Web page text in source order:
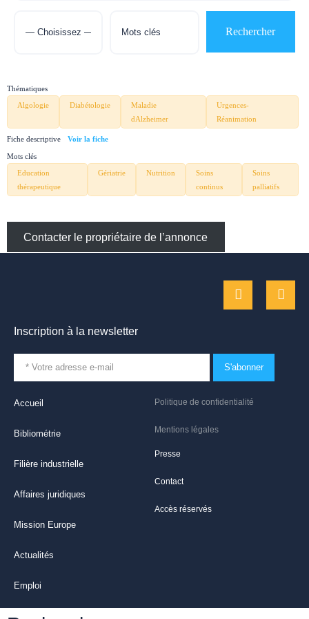
Thématiques
Algologie
Diabétologie
Maladie
dAlzheimer
Urgences-
Réanimation
Fiche descriptive
Mots clés
Education
thérapeutique
Gériatrie Nutrition
Soins
continus
Soins
palliatifs
Contacter le propriétaire de l’annonce
Politique de confidentialité
Mentions légales
Presse
Contact
Accès réservés
Accueil
Bibliométrie
Filière industrielle
Affaires juridiques
Mission Europe
Actualités
Emploi
Inscription à la newsletter
S'abonner